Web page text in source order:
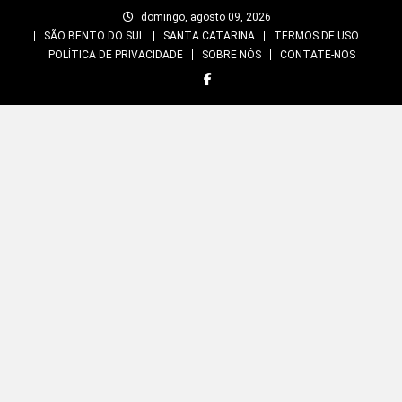
domingo, agosto 09, 2026
SÃO BENTO DO SUL
SANTA CATARINA
TERMOS DE USO
POLÍTICA DE PRIVACIDADE
SOBRE NÓS CONTATE-NOS